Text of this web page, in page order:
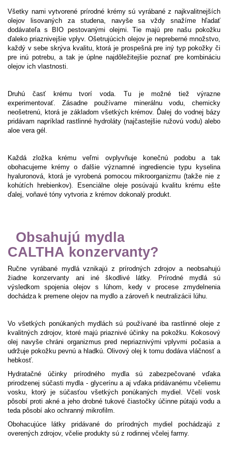
Všetky nami vytvorené prírodné krémy sú vyrábané z najkvalitnejších
olejov lisovaných za studena, navyše sa vždy snažíme hľadať
dodávateľa s BIO pestovanými olejmi. Tie majú pre našu pokožku
ďaleko priaznivejšie vplyv. Ošetrujúcich olejov je nepreberné množstvo,
každý v sebe skrýva kvalitu, ktorá je prospešná pre iný typ pokožky či
pre inú potrebu, a tak je úplne najdôležitejšie poznať pre kombináciu
olejov ich vlastnosti.
Druhú časť krému tvorí voda. Tu je možné tiež výrazne
experimentovať. Zásadne používame minerálnu vodu, chemicky
neošetrenú, ktorá je základom všetkých krémov. Ďalej do vodnej bázy
pridávam napríklad rastlinné hydroláty (najčastejšie ružovú vodu) alebo
aloe vera gél.
Každá zložka krému veľmi ovplyvňuje konečnú podobu a tak
obohacujeme krémy o ďalšie významné ingrediencie typu kyselina
hyaluronová, ktorá je vyrobená pomocou mikroorganizmu (takže nie z
kohútích hrebienkov). Esenciálne oleje posúvajú kvalitu krému ešte
ďalej, voňavé tóny vytvoria z krémov dokonalý produkt.
Obsahujú mydla
CALTHA konzervanty?
Ručne vyrábané mydlá vznikajú z prírodných zdrojov a neobsahujú
žiadne konzervanty ani iné škodlivé látky. Prírodné mydlá sú
výsledkom spojenia olejov s lúhom, kedy v procese zmydelnenia
dochádza k premene olejov na mydlo a zároveň k neutralizácii lúhu.
Vo všetkých ponúkaných mydlách sú používané iba rastlinné oleje z
kvalitných zdrojov, ktoré majú priaznivé účinky na pokožku. Kokosový
olej navyše chráni organizmus pred nepriaznivými vplyvmi počasia a
udržuje pokožku pevnú a hladkú. Olivový olej k tomu dodáva vláčnosť a
hebkosť.
Hydratačné účinky prírodného mydla sú zabezpečované vďaka
prirodzenej súčasti mydla - glycerínu a aj vďaka pridávanému včeliemu
vosku, ktorý je súčasťou všetkých ponúkaných mydiel. Včelí vosk
pôsobí proti akné a jeho drobné tukové čiastočky účinne pútajú vodu a
teda pôsobí ako ochranný mikrofilm.
Obohacujúce látky pridávané do prírodných mydiel pochádzajú z
overených zdrojov, včelie produkty sú z rodinnej včelej farmy.